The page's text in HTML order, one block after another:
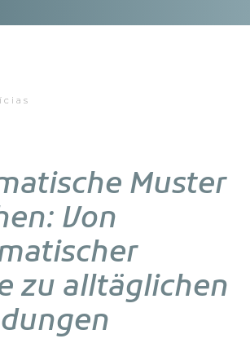
Muster
Von
zu alltäglichen